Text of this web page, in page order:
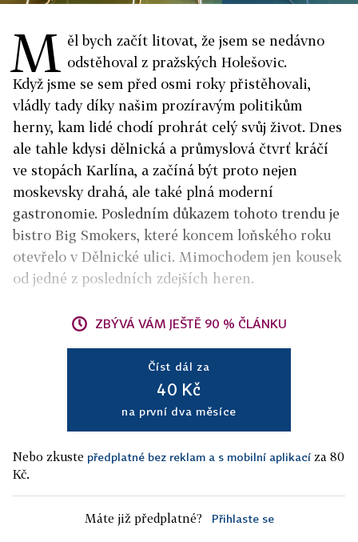
M ěl bych začít litovat, že jsem se nedávno
odstěhoval z pražských Holešovic.
Když jsme se sem před osmi roky přistěhovali,
vládly tady díky našim prozíravým politikům
herny, kam lidé chodí prohrát celý svůj život. Dnes
ale tahle kdysi dělnická a průmyslová čtvrť kráčí
ve stopách Karlína, a začíná být proto nejen
moskevsky drahá, ale také plná moderní
gastronomie. Posledním důkazem tohoto trendu je
bistro Big Smokers, které koncem loňského roku
otevřelo v Dělnické ulici. Mimochodem jen kousek
od jedné z posledních zdejších heren.
ZBÝVÁ VÁM JEŠTĚ 90 % ČLÁNKU
Číst dál za
40 Kč
na první dva měsíce
Nebo zkuste předplatné bez reklam a s mobilní aplikací za 80
Kč.
Máte již předplatné? Přihlaste se